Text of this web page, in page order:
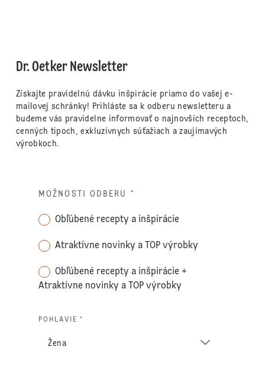
Dr. Oetker Newsletter
Získajte pravidelnú dávku inšpirácie priamo do vašej e-
mailovej schránky! Prihláste sa k odberu newsletteru a
budeme vás pravidelne informovať o najnovších receptoch,
cenných tipoch, exkluzívnych súťažiach a zaujímavých
výrobkoch.
MOŽNOSTI ODBERU *
Obľúbené recepty a inšpirácie
Atraktívne novinky a TOP výrobky
Obľúbené recepty a inšpirácie +
Atraktívne novinky a TOP výrobky
POHLAVIE *